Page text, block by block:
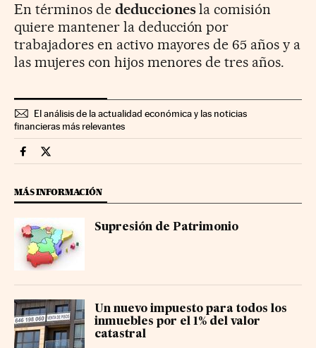
En términos de deduccionesla comisión
quiere mantener la deducción por
trabajadores en activo mayores de 65 años y a
las mujeres con hijos menores de tres años.
El análisis de la actualidad económica y las noticias
financieras más relevantes
Economia Cinco Días en Facebook
Economia Cinco Días en Twitter
MÁS INFORMACIÓN
Supresión de Patrimonio
Un nuevo impuesto para todos los
inmuebles por el 1% del valor
catastral